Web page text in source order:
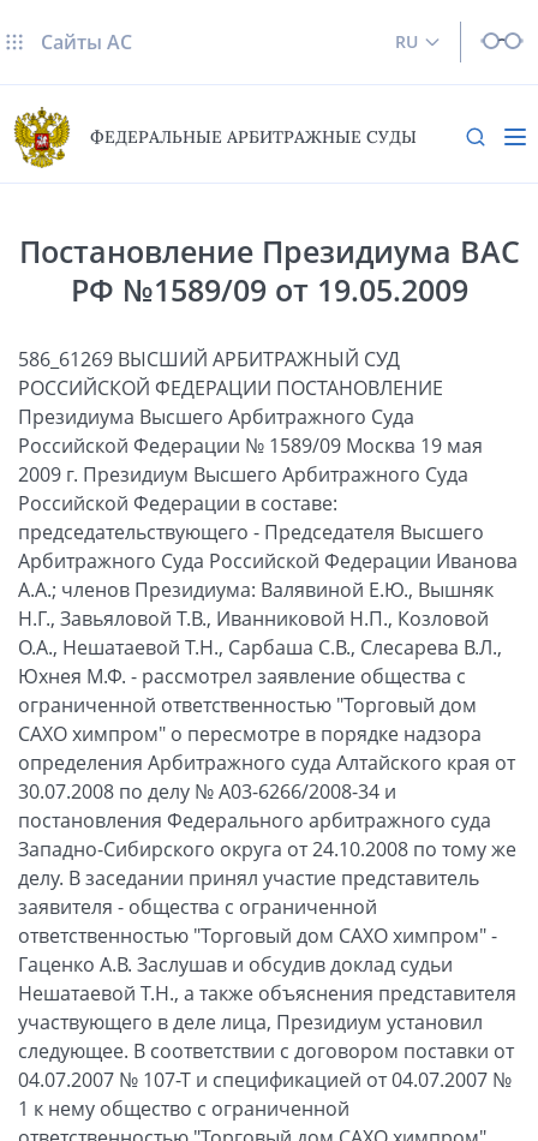
RU
Сайты AC
ФЕДЕРАЛЬНЫЕ АРБИТРАЖНЫЕ СУДЫ
Постановление Президиума ВАС
РФ №1589/09 от 19.05.2009
586_61269 ВЫСШИЙ АРБИТРАЖНЫЙ СУД
РОССИЙСКОЙ ФЕДЕРАЦИИ ПОСТАНОВЛЕНИЕ
Президиума Высшего Арбитражного Суда
Российской Федерации № 1589/09 Москва 19 мая
2009 г. Президиум Высшего Арбитражного Суда
Российской Федерации в составе:
председательствующего - Председателя Высшего
Арбитражного Суда Российской Федерации Иванова
А.А.; членов Президиума: Валявиной Е.Ю., Вышняк
Н.Г., Завьяловой Т.В., Иванниковой Н.П., Козловой
О.А., Нешатаевой Т.Н., Сарбаша С.В., Слесарева В.Л.,
Юхнея М.Ф. - рассмотрел заявление общества с
ограниченной ответственностью "Торговый дом
САХО химпром" о пересмотре в порядке надзора
определения Арбитражного суда Алтайского края от
30.07.2008 по делу № А03-6266/2008-34 и
постановления Федерального арбитражного суда
Западно-Сибирского округа от 24.10.2008 по тому же
делу. В заседании принял участие представитель
заявителя - общества с ограниченной
ответственностью "Торговый дом САХО химпром" -
Гаценко А.В. Заслушав и обсудив доклад судьи
Нешатаевой Т.Н., а также объяснения представителя
участвующего в деле лица, Президиум установил
следующее. В соответствии с договором поставки от
04.07.2007 № 107-Т и спецификацией от 04.07.2007 №
1 к нему общество с ограниченной